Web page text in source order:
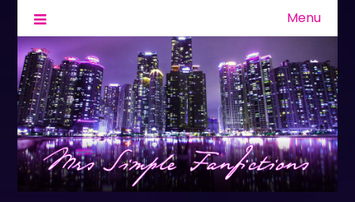
Mrs Simple
Fanfiction & Geschichten Menu